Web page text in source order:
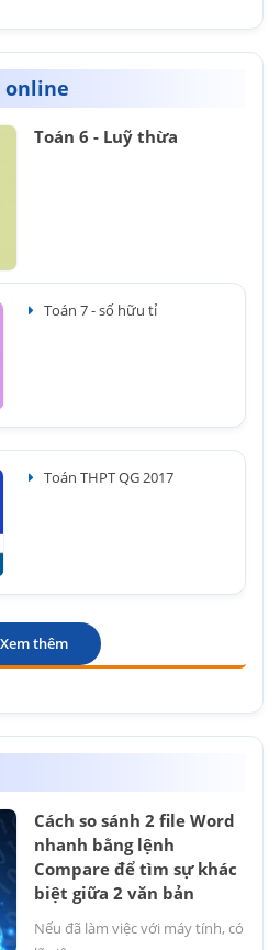
online
Toán 6 - Luỹ thừa
Toán 7 - số hữu tỉ
Toán THPT QG 2017
Xem thêm
Cách so sánh 2 file Word
nhanh bằng lệnh
Compare để tìm sự khác
biệt giữa 2 văn bản
Nếu đã làm việc với máy tính, có